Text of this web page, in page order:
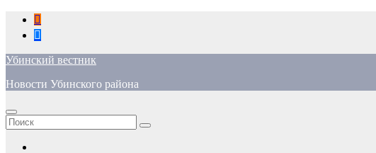
Перейти
содержимому
Убинский вестник
Новости Убинского района